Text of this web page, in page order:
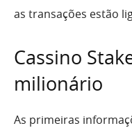
as transações estão
Cassino
milionário
As primeiras